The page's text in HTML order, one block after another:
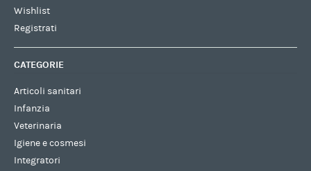
Wishlist
Registrati
CATEGORIE
Articoli sanitari
Infanzia
Veterinaria
Igiene e cosmesi
Integratori